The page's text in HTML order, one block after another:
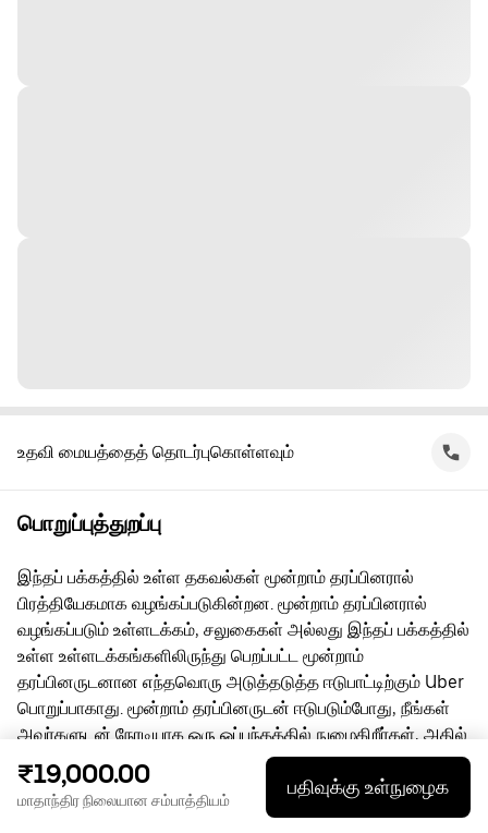
உதவி மையத்தைத் தொடர்புகொள்ளவும்
பொறுப்புத்துறப்பு
இந்தப் பக்கத்தில் உள்ள தகவல்கள் மூன்றாம் தரப்பினரால்
பிரத்தியேகமாக வழங்கப்படுகின்றன. மூன்றாம் தரப்பினரால்
வழங்கப்படும் உள்ளடக்கம், சலுகைகள் அல்லது இந்தப் பக்கத்தில்
உள்ள உள்ளடக்கங்களிலிருந்து பெறப்பட்ட மூன்றாம்
தரப்பினருடனான எந்தவொரு அடுத்தடுத்த ஈடுபாட்டிற்கும் Uber
பொறுப்பாகாது. மூன்றாம் தரப்பினருடன் ஈடுபடும்போது, நீங்கள்
அவர்களுடன் நேரடியாக ஒரு ஒப்பந்தத்தில் நுழைகிறீர்கள், அதில்
Uber ஒரு தரப்பு அல்ல. கேள்விகளுக்கு, மூன்றாம் தரப்பினரை
நேரடியாகத் தொடர்பு கொள்ளுங்கள்.
₹19,000.00
மாதாந்திர நிலையான சம்பாத்தியம்
பதிவுக்கு உள்நுழைக